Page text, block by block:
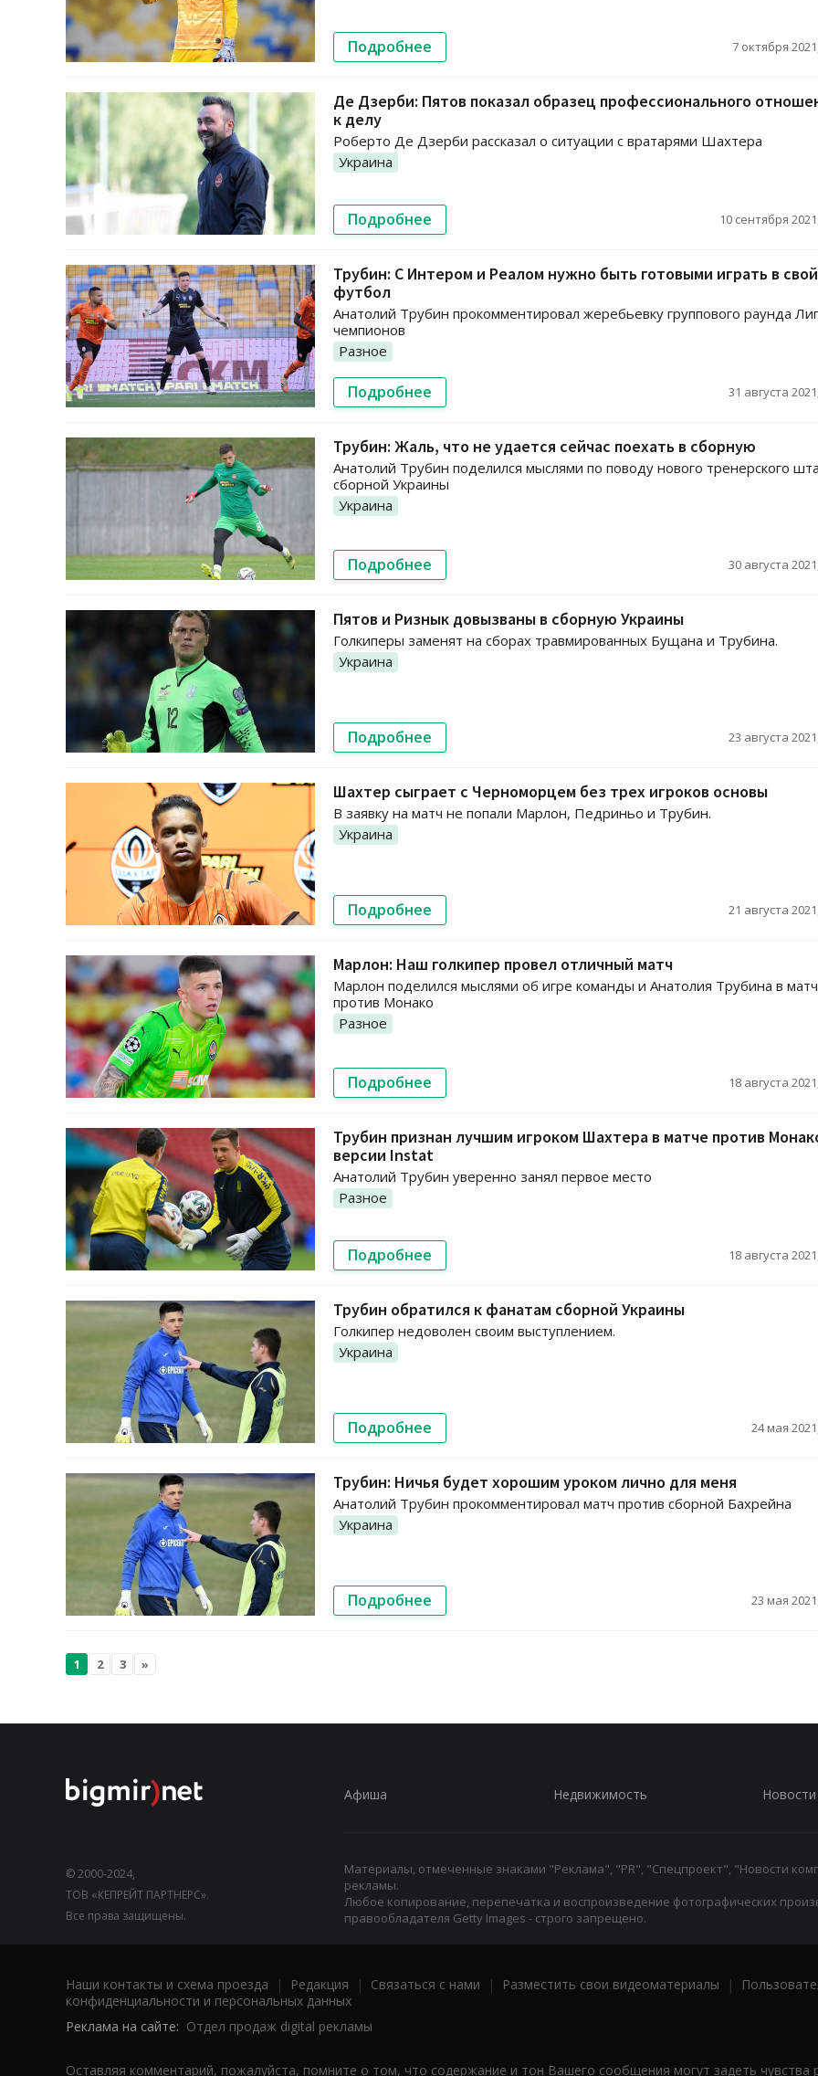
Подробнее 7 октября
Де Дзерби: Пятов показал образец профессионального
к делу
Роберто Де Дзерби рассказал о ситуации с вратарями Шахтера
Украина
Подробнее 10 сентября
Трубин: С Интером и Реалом нужно быть готовыми играть в свой
футбол
Анатолий Трубин прокомментировал жеребьевку группового раунда
чемпионов
Разное
Подробнее 31 августа
Трубин: Жаль, что не удается сейчас поехать в сборную
Анатолий Трубин поделился мыслями по поводу нового тренерского
сборной Украины
Украина
Подробнее 30 августа
Пятов и Ризнык довызваны в сборную Украины
Голкиперы заменят на сборах травмированных Бущана и Трубина.
Украина
Подробнее 23 августа
Шахтер сыграет с Черноморцем без трех игроков основы
В заявку на матч не попали Марлон, Педриньо и Трубин.
Украина
Подробнее 21 августа
Марлон: Наш голкипер провел отличный матч
Марлон поделился мыслями об игре команды и Анатолия Трубина в
против Монако
Разное
Подробнее 18 августа
Трубин признан лучшим игроком Шахтера в матче против
версии Instat
Анатолий Трубин уверенно занял первое место
Разное
Подробнее 18 августа
Трубин обратился к фанатам сборной Украины
Голкипер недоволен своим выступлением.
Украина
Подробнее 24 мая
Трубин: Ничья будет хорошим уроком лично для меня
Анатолий Трубин прокомментировал матч против сборной Бахрейна
Украина
Подробнее 23 мая
1 2 3 »
© 2000-2024,
ТОВ «КЕПРЕЙТ ПАРТНЕРС».
Все права защищены.
Афиша Недвижимость Новости
Материалы, отмеченные знаками "Реклама", "PR", "Спецпроект", "Новости
рекламы.
Любое копирование, перепечатка и воспроизведение фотографических
правообладателя Getty Images - строго запрещено.
Наши контакты и схема проезда | Редакция | Связаться с нами | Разместить свои видеоматериалы |
конфиденциальности и персональных данных
Реклама на сайте: Отдел продаж digital рекламы
Оставляя комментарий, пожалуйста, помните о том, что содержание и тон Вашего сообщения могут задеть чувства